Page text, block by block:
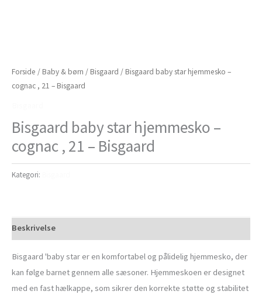
Forside / Baby & børn / Bisgaard / Bisgaard baby star hjemmesko –
cognac , 21 – Bisgaard
Bisgaard baby star hjemmesko –
cognac , 21 – Bisgaard
Kategori:
Beskrivelse
Bisgaard 'baby star er en komfortabel og pålidelig hjemmesko, der
kan følge barnet gennem alle sæsoner. Hjemmeskoen er designet
med en fast hælkappe, som sikrer den korrekte støtte og stabilitet